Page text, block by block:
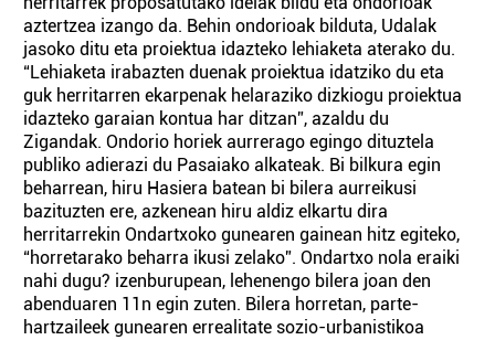
aztertzea izango da. Behin ondorioak bilduta, Udalak
jasoko ditu eta proiektua idazteko lehiaketa aterako du.
“Lehiaketa irabazten duenak proiektua idatziko du eta
guk herritarren ekarpenak helaraziko dizkiogu proiektua
idazteko garaian kontua har ditzan”, azaldu du
Zigandak. Ondorio horiek aurrerago egingo dituztela
publiko adierazi du Pasaiako alkateak. Bi bilkura egin
beharrean, hiru Hasiera batean bi bilera aurreikusi
bazituzten ere, azkenean hiru aldiz elkartu dira
herritarrekin Ondartxoko gunearen gainean hitz egiteko,
“horretarako beharra ikusi zelako”. Ondartxo nola eraiki
nahi dugu? izenburupean, lehenengo bilera joan den
abenduaren 11n egin zuten. Bilera horretan, parte-
hartzaileek gunearen errealitate sozio-urbanistikoa